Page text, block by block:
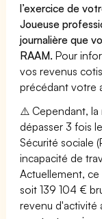
l’exercice de
Joueuse
journalière que
RAAM. Pour
vos revenus
précédant votre
⚠️ Cependant, la
dépasser 3 fois
Sécurité sociale
incapacité de
Actuellement,
soit 139 104 €
revenu d'activité